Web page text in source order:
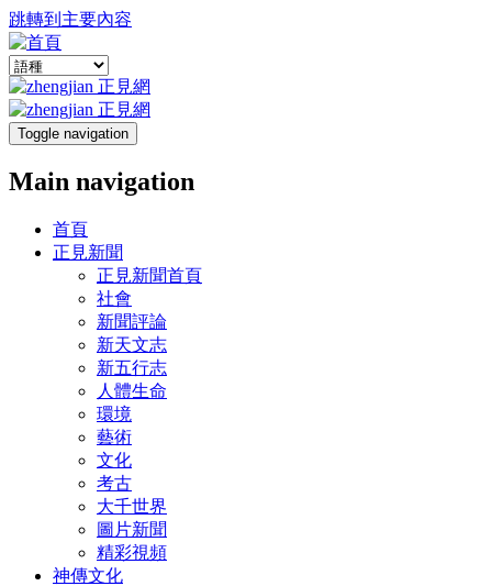
跳轉到主要內容
Toggle navigation
Main navigation
首頁
正見新聞
正見新聞首頁
社會
新聞評論
新天文志
新五行志
人體生命
環境
藝術
文化
考古
大千世界
圖片新聞
精彩視頻
神傳文化